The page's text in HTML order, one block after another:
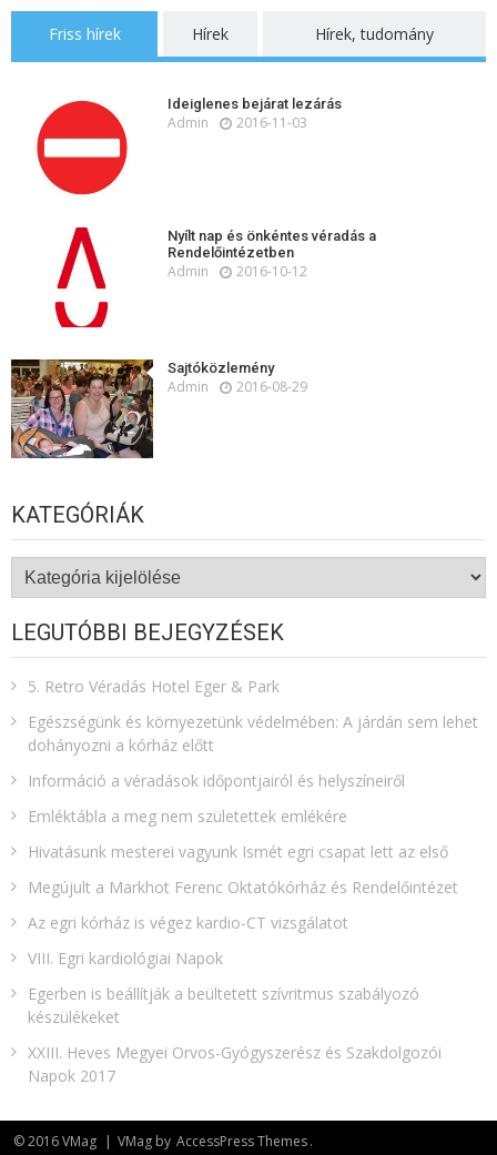
Friss hírek Hírek Hírek, tudomány
Ideiglenes bejárat lezárás
Admin 2016-11-03
Nyílt nap és önkéntes véradás a
Rendelőintézetben
Admin 2016-10-12
Sajtóközlemény
Admin 2016-08-29
KATEGÓRIÁK
Kategóriák
LEGUTÓBBI BEJEGYZÉSEK
5. Retro Véradás Hotel Eger & Park
Egészségünk és környezetünk védelmében: A járdán sem lehet
dohányozni a kórház előtt
Információ a véradások időpontjairól és helyszíneiről
Emléktábla a meg nem születettek emlékére​
Hivatásunk mesterei vagyunk Ismét egri csapat lett az első
Megújult a Markhot Ferenc Oktatókórház és Rendelőintézet
Az egri kórház is végez kardio-CT vizsgálatot
VIII. Egri kardiológiai Napok
Egerben is beállítják a beültetett szívritmus szabályozó
készülékeket
XXIII. Heves Megyei Orvos-Gyógyszerész és Szakdolgozói
Napok 2017
© 2016 VMag | VMag by AccessPress Themes.